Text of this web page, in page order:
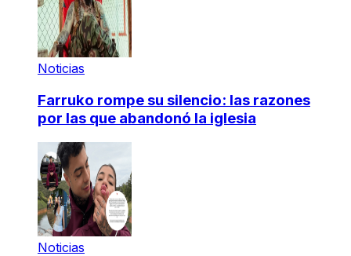
Noticias
Farruko rompe su silencio: las razones
por las que abandonó la iglesia
Noticias